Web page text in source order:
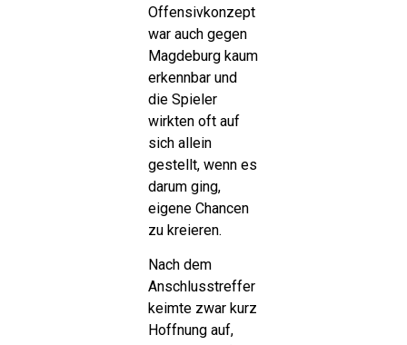
Offensivkonzept
war auch gegen
Magdeburg kaum
erkennbar und
die Spieler
wirkten oft auf
sich allein
gestellt, wenn es
darum ging,
eigene Chancen
zu kreieren.
Nach dem
Anschlusstreffer
keimte zwar kurz
Hoffnung auf,